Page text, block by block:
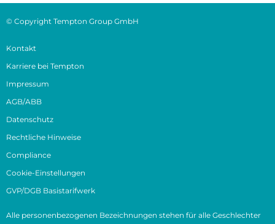
© Copyright Tempton Group GmbH
Kontakt
Karriere bei Tempton
Impressum
AGB/ABB
Datenschutz
Rechtliche Hinweise
Compliance
Cookie-Einstellungen
GVP/DGB Basistarifwerk
Alle personenbezogenen Bezeichnungen stehen für alle Geschlechter